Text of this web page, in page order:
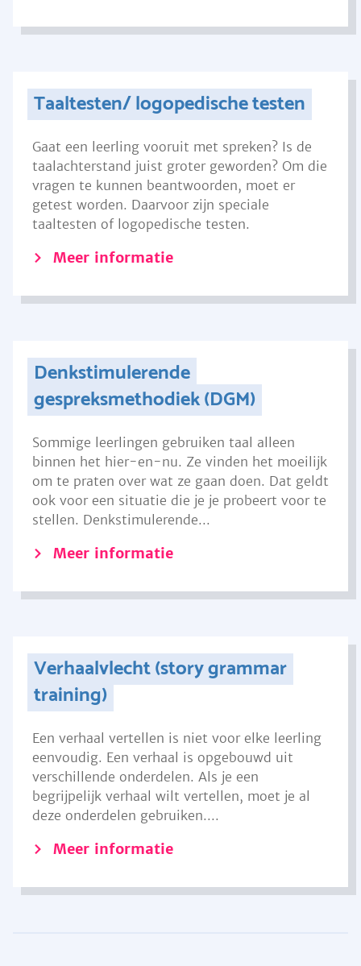
Taaltesten/ logopedische testen
Gaat een leerling vooruit met spreken? Is de
taalachterstand juist groter geworden? Om die
vragen te kunnen beantwoorden, moet er
getest worden. Daarvoor zijn speciale
taaltesten of logopedische testen.
Meer informatie
Denkstimulerende
gespreksmethodiek (DGM)
Sommige leerlingen gebruiken taal alleen
binnen het hier-en-nu. Ze vinden het moeilijk
om te praten over wat ze gaan doen. Dat geldt
ook voor een situatie die je je probeert voor te
stellen. Denkstimulerende...
Meer informatie
Verhaalvlecht (story grammar
training)
Een verhaal vertellen is niet voor elke leerling
eenvoudig. Een verhaal is opgebouwd uit
verschillende onderdelen. Als je een
begrijpelijk verhaal wilt vertellen, moet je al
deze onderdelen gebruiken....
Meer informatie